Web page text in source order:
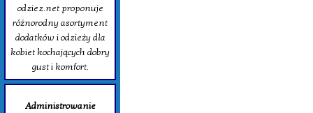
odziez.net proponuje
różnorodny asortyment
dodatków i odzieży dla
kobiet kochających dobry
gust i komfort.
Administrowanie